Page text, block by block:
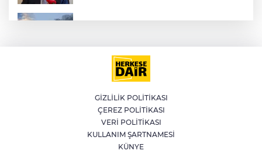
İran'dan Müslümanlara kötü niyetli dış
güçlere karşı birleşme çağrısı
Kağıthane'de 104 kilogram uyuşturucu
ele geçirildi
GİZLİLİK POLİTİKASI
ÇEREZ POLİTİKASI
VERİ POLİTİKASI
KULLANIM ŞARTNAMESİ
KÜNYE